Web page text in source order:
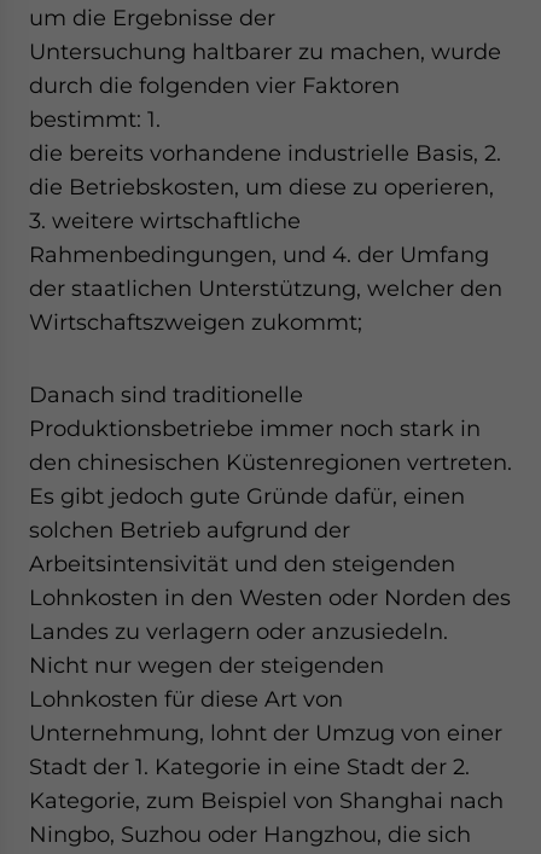
um die Ergebnisse der
Untersuchung haltbarer zu machen, wurde
durch die folgenden vier Faktoren
bestimmt: 1.
die bereits vorhandene industrielle Basis, 2.
die Betriebskosten, um diese zu operieren,
3. weitere wirtschaftliche
Rahmenbedingungen, und 4. der Umfang
der staatlichen Unterstützung, welcher den
Wirtschaftszweigen zukommt;
Danach sind traditionelle
Produktionsbetriebe immer noch stark in
den chinesischen Küstenregionen vertreten.
Es gibt jedoch gute Gründe dafür, einen
solchen Betrieb aufgrund der
Arbeitsintensivität und den steigenden
Lohnkosten in den Westen oder Norden des
Landes zu verlagern oder anzusiedeln.
Nicht nur wegen der steigenden
Lohnkosten für diese Art von
Unternehmung, lohnt der Umzug von einer
Stadt der 1. Kategorie in eine Stadt der 2.
Kategorie, zum Beispiel von Shanghai nach
Ningbo, Suzhou oder Hangzhou, die sich
- case sensitive